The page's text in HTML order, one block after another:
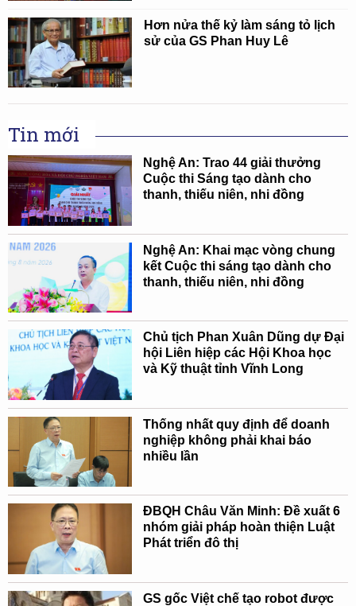
Hơn nửa thế kỷ làm sáng tỏ lịch
sử của GS Phan Huy Lê
Tin mới
Nghệ An: Trao 44 giải thưởng
Cuộc thi Sáng tạo dành cho
thanh, thiếu niên, nhi đồng
Nghệ An: Khai mạc vòng chung
kết Cuộc thi sáng tạo dành cho
thanh, thiếu niên, nhi đồng
Chủ tịch Phan Xuân Dũng dự Đại
hội Liên hiệp các Hội Khoa học
và Kỹ thuật tỉnh Vĩnh Long
Thống nhất quy định để doanh
nghiệp không phải khai báo
nhiều lần
ĐBQH Châu Văn Minh: Đề xuất 6
nhóm giải pháp hoàn thiện Luật
Phát triển đô thị
GS gốc Việt chế tạo robot được